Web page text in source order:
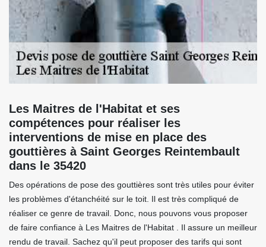
Les Maitres de l'Habitat et ses
compétences pour réaliser les
interventions de mise en place des
gouttières à Saint Georges Reintembault
dans le 35420
Des opérations de pose des gouttières sont très utiles pour éviter
les problèmes d'étanchéité sur le toit. Il est très compliqué de
réaliser ce genre de travail. Donc, nous pouvons vous proposer
de faire confiance à Les Maitres de l'Habitat . Il assure un meilleur
rendu de travail. Sachez qu'il peut proposer des tarifs qui sont